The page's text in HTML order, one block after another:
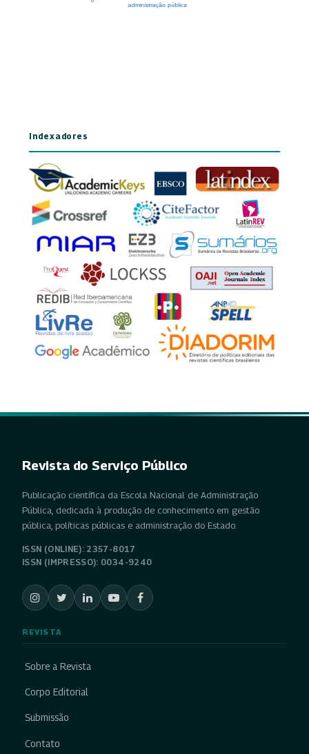
Indexadores
Revista do Serviço Público
Publicação científica da Escola Nacional de Administração
Pública, dedicada à produção de conhecimento em gestão
pública, políticas públicas e administração do Estado.
ISSN (ONLINE): 2357-8017
ISSN (IMPRESSO): 0034-9240
REVISTA
Sobre a Revista
Corpo Editorial
Submissão
Contato